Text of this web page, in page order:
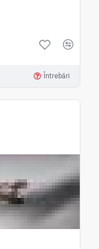
Întrebări